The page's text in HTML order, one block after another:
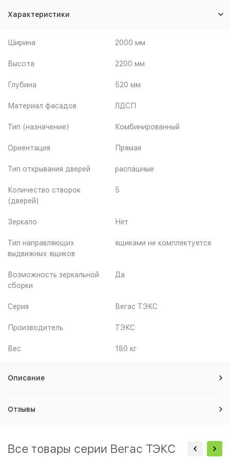
Характеристики
Ширина 2000 мм
Высота 2200 мм
Глубина 520 мм
Материал фасадов ЛДСП
Тип (назначение) Комбинированный
Ориентация Прямая
Тип открывания дверей распашные
Количество створок
(дверей)
5
Зеркало Нет
Тип направляющих
выдвижных ящиков
ящиками не комплектуется
Возможность зеркальной
сборки
Да
Серия Вегас ТЭКС
Производитель ТЭКС
Вес 180 кг
Описание
Отзывы
Все товары серии Вегас ТЭКС